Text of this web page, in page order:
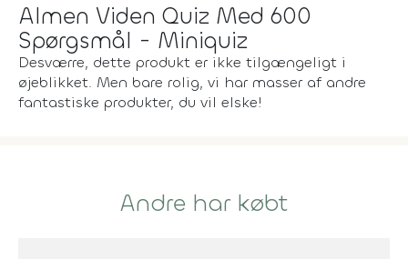
Almen Viden Quiz Med 600
Spørgsmål - Miniquiz
Desværre, dette produkt er ikke tilgængeligt i
øjeblikket. Men bare rolig, vi har masser af andre
fantastiske produkter, du vil elske!
Andre har købt